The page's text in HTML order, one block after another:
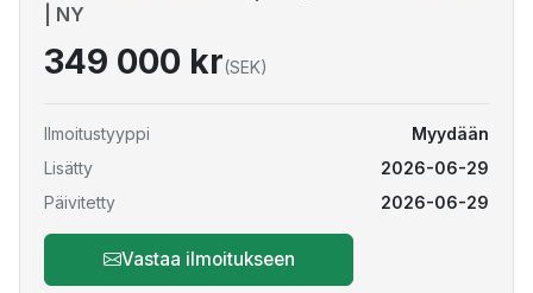
| NY
349 000 kr(SEK)
Ilmoitustyyppi
Myydään
Lisätty
2026-06-29
Päivitetty
2026-06-29
Vastaa ilmoitukseen